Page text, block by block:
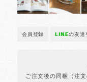
会員登録 LINEの友達
ご注文後の同梱（注